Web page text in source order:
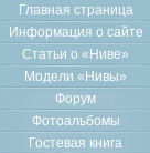
Главная страница
Информация о сайте
Статьи о «Ниве»
Модели «Нивы»
Форум
Фотоальбомы
Гостевая книга